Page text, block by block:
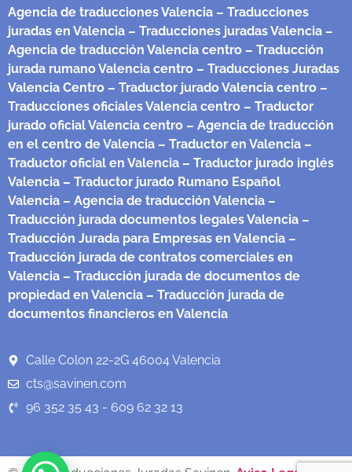
Agencia de traducciones Valencia – Traducciones
juradas en Valencia – Traducciones juradas Valencia –
Agencia de traducción Valencia centro – Traducción
jurada rumano Valencia centro – Traducciones Juradas
Valencia Centro – Traductor jurado Valencia centro –
Traducciones oficiales Valencia centro – Traductor
jurado oficial Valencia centro – Agencia de traducción
en el centro de Valencia – Traductor en Valencia –
Traductor oficial en Valencia – Traductor jurado inglés
Valencia – Traductor jurado Rumano Español
Valencia – Agencia de traducción Valencia –
Traducción jurada documentos legales Valencia –
Traducción Jurada para Empresas en Valencia –
Traducción jurada de contratos comerciales en
Valencia – Traducción jurada de documentos de
propiedad en Valencia – Traducción jurada de
documentos financieros en Valencia
Calle Colon 22-2G 46004 Valencia
cts@savinen.com
96 352 35 43 - 609 62 32 13